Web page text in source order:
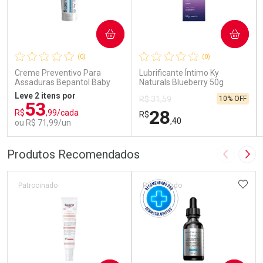
(0)
Creme Preventivo Para
Assaduras Bepantol Baby
Toy Story Personagens
Sortidos 120g
Leve 2 itens por
R$53,99/cada
ou R$ 71,99/un
COMPRAR
FECHAR
FECHAR
Por Menos
(0)
Lubrificante Íntimo Ky
Naturals Blueberry 50g
R$ 31,59
R$28,40
10% OFF
COMPRAR
Por Menos
Produtos Recomendados Imagem
Patrocinado Patrocinado